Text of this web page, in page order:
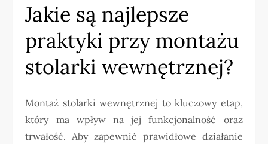
Jakie są najlepsze
praktyki przy montażu
stolarki wewnętrznej?
Montaż stolarki wewnętrznej to kluczowy etap,
który ma wpływ na jej funkcjonalność oraz
trwałość. Aby zapewnić prawidłowe działanie